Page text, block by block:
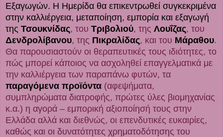
Εξαγωγών. Η Ημερίδα θα επικεντρωθεί συγκεκριμένα
στην καλλιέργεια, μεταποίηση, εμπορία και εξαγωγή
της Τσουκνίδας, του Τριβολιού, της Λουΐζας, του
Δενδρολίβανου, της Πικραλίδας, και του Μάραθου.
Θα παρουσιαστούν οι θεραπευτικές τους ιδιότητες, το
πώς μπορεί κάποιος να ασχοληθεί επαγγελματικά με
την καλλιέργεια των παραπάνω φυτών, τα
παραγόμενα προϊόντα (αφεψήματα,
συμπληρώματα διατροφής, πρώτες ύλες βιομηχανίας
κ.α.) η αγορά – εμπορική αξιοποίησή τους στην
Ελλάδα αλλά και διεθνώς, οι επενδυτικές ευκαιρίες,
καθώς και οι δυνατότητες χρηματοδότησης του